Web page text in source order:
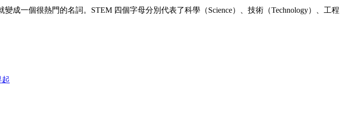
成一個很熱門的名詞。STEM 四個字母分別代表了科學（Science）、技術（Technology）、工程
起